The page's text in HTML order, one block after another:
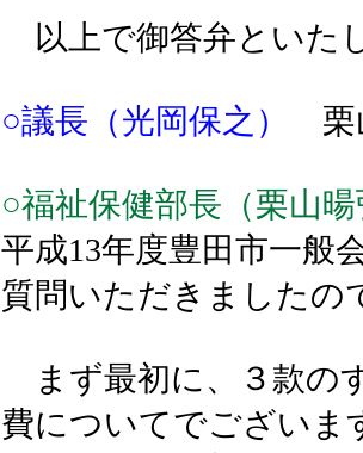
以上で御答弁といた
○議長（光岡保之）
○福祉保健部長（栗山
平成13年度豊田市一般
質問いただきましたの
まず最初に、３款の
費についてでございま